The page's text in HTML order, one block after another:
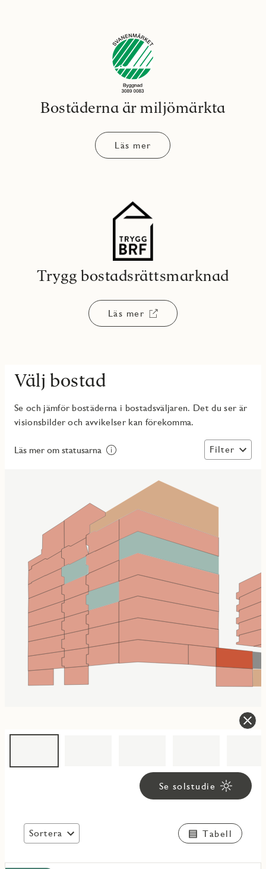
Bostäderna är miljömärkta
Läs mer
Trygg bostadsrättsmarknad
Läs mer
Välj bostad
Se och jämför bostäderna i bostadsväljaren. Det du ser är
visionsbilder och avvikelser kan förekomma.
Läs mer om statusarna Filter
Se solstudie
Sortera Tabell